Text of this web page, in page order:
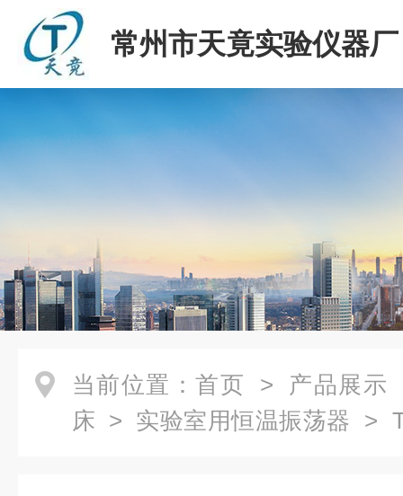
常州市天竟实验仪器厂
当前位置： 首页 > 产品展示
床 > 实验室用恒温振荡器 >